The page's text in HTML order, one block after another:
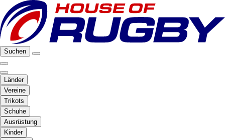
Suchen
Länder
Vereine
Trikots
Schuhe
Ausrüstung
Kinder